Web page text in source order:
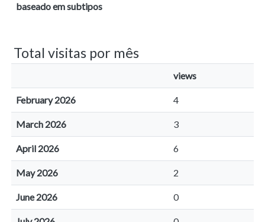
baseado em subtipos
Total visitas por mês
views
February 2026 4
March 2026 3
April 2026 6
May 2026 2
June 2026 0